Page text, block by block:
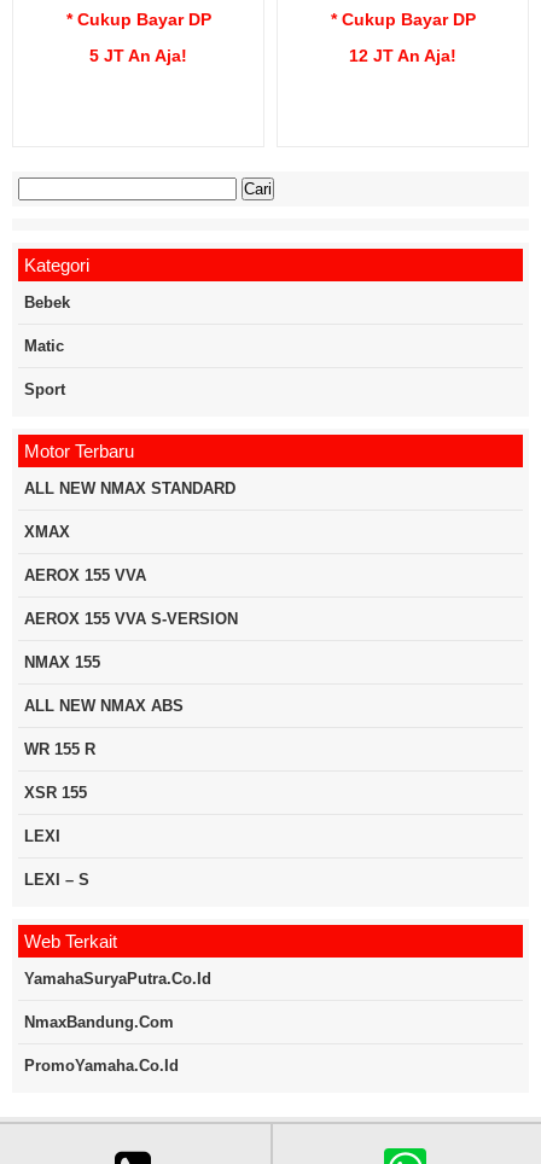
* Cukup Bayar DP
5 JT An Aja!
* Cukup Bayar DP
12 JT An Aja!
untuk:
Kategori
Bebek
Matic
Sport
Motor Terbaru
ALL NEW NMAX STANDARD
XMAX
AEROX 155 VVA
AEROX 155 VVA S-VERSION
NMAX 155
ALL NEW NMAX ABS
WR 155 R
XSR 155
LEXI
LEXI – S
Web Terkait
YamahaSuryaPutra.co.id
NmaxBandung.com
PromoYamaha.co.id
Copyright © 2020 | Developed by :PT. LTM